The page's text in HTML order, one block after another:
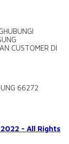
CUSTOMER DI
66272
2022 - All Rights